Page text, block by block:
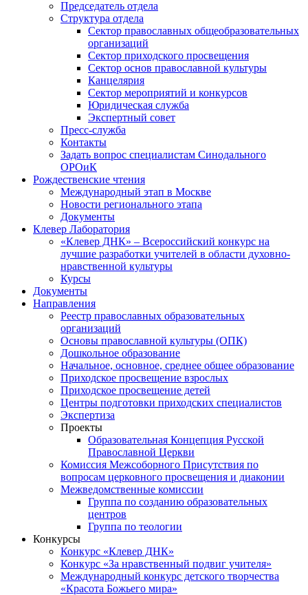
Председатель отдела
Структура отдела
Сектор православных общеобразовательных
организаций
Сектор приходского просвещения
Сектор основ православной культуры
Канцелярия
Сектор мероприятий и конкурсов
Юридическая служба
Экспертный совет
Пресс-служба
Контакты
Задать вопрос специалистам Синодального
ОРОиК
Рождественские чтения
Международный этап в Москве
Новости регионального этапа
Документы
Клевер Лаборатория
«Клевер ДНК» – Всероссийский конкурс на
лучшие разработки учителей в области духовно-
нравственной культуры
Курсы
Документы
Направления
Реестр православных образовательных
организаций
Основы православной культуры (ОПК)
Дошкольное образование
Начальное, основное, среднее общее образование
Приходское просвещение взрослых
Приходское просвещение детей
Центры подготовки приходских специалистов
Экспертиза
Проекты
Образовательная Концепция Русской
Православной Церкви
Комиссия Межсоборного Присутствия по
вопросам церковного просвещения и диаконии
Межведомственные комиссии
Группа по созданию образовательных
центров
Группа по теологии
Конкурсы
Конкурс «Клевер ДНК»
Конкурс «За нравственный подвиг учителя»
Международный конкурс детского творчества
«Красота Божьего мира»